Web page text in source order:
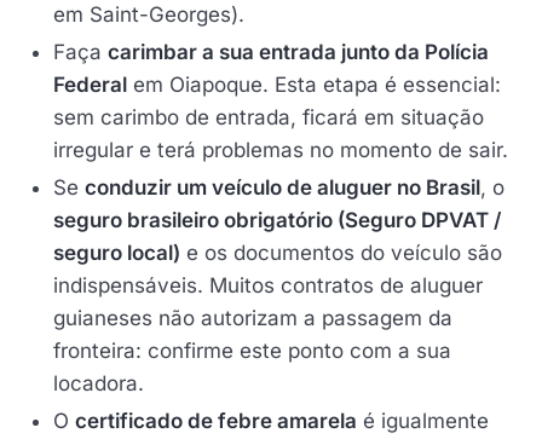
em Saint-Georges).
Faça carimbar a sua entrada junto da Polícia
Federal em Oiapoque. Esta etapa é essencial:
sem carimbo de entrada, ficará em situação
irregular e terá problemas no momento de sair.
Se conduzir um veículo de aluguer no Brasil, o
seguro brasileiro obrigatório (Seguro DPVAT /
seguro local) e os documentos do veículo são
indispensáveis. Muitos contratos de aluguer
guianeses não autorizam a passagem da
fronteira: confirme este ponto com a sua
locadora.
O certificado de febre amarela é igualmente